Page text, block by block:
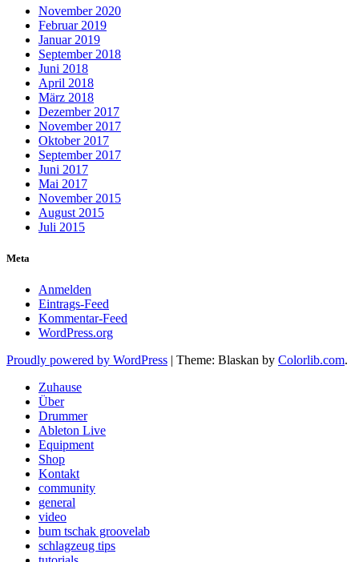
November 2020
Februar 2019
Januar 2019
September 2018
Juni 2018
April 2018
März 2018
Dezember 2017
November 2017
Oktober 2017
September 2017
Juni 2017
Mai 2017
November 2015
August 2015
Juli 2015
Meta
Anmelden
Eintrags-Feed
Kommentar-Feed
WordPress.org
Proudly powered by WordPress | Theme: Blaskan by Colorlib.com.
Zuhause
Über
Drummer
Ableton Live
Equipment
Shop
Kontakt
community
general
video
bum tschak groovelab
schlagzeug tips